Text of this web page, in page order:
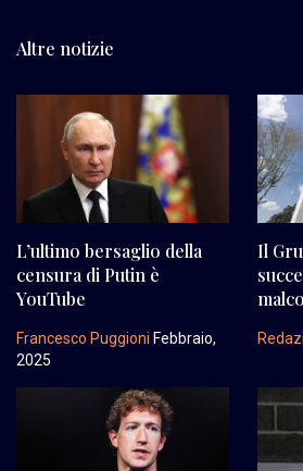
Altre notizie
L’ultimo bersaglio della
censura di Putin è
YouTube
Francesco Puggioni Febbraio,
2025
Il